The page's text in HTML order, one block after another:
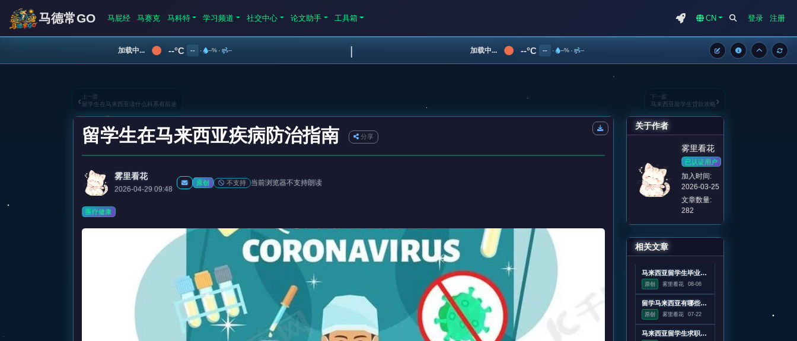
马德常GO 马屁经 马赛克 马科特 学习频道 社交中心 论文助手 工具箱 CN 登录 注册
加载中... --°C -- · --% · -- | 加载中... --°C -- · --% · --
‹ 上一篇
留学生在马来西亚读什么科系有前途
下一篇
马来西亚留学生贷款攻略›
留学生在马来西亚疾病防治指南 分享
雾里看花
2026-04-29 09:48
原创 不支持 当前浏览器不支持朗读
医疗健康
关于作者
雾里看花
已认证用户
加入时间:
2026-03-25
文章数量:
282
相关文章
马来西亚留学生毕业消签全攻略（2026年版）
原创 雾里看花 08-06
留学马来西亚有哪些弊端
原创 雾里看花 07-22
马来西亚留学生求职：不同类型企业的差异化应对策略